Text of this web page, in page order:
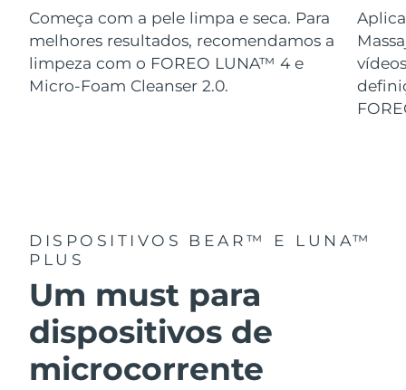
Começa com a pele limpa e seca. Para
melhores resultados, recomendamos a
limpeza com o FOREO LUNA™ 4 e
Micro-Foam Cleanser 2.0.
DISPOSITIVOS BEAR™ E LUNA™
PLUS
Um must para
dispositivos de
microcorrente
Uzbequistão Entrega prevista 8/14/26
Vietnã Entrega prevista 8/15/26